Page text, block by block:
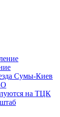
Сумы-Киев
на ТЦК